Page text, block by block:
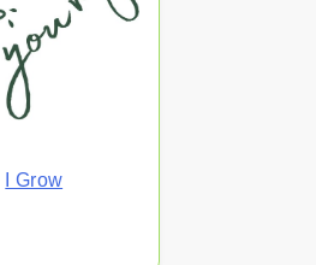
I Grow